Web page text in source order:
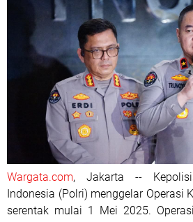
Wargata.com, Jakarta --
Indonesia (Polri) menggelar Operasi
serentak mulai 1 Mei 2025.